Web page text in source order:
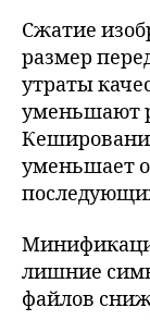
Сжатие
размер
утраты
уменьшают
уменьшает
лишние
файлов